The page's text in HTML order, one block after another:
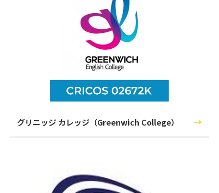
グリニッジ カレッジ（Greenwich College）